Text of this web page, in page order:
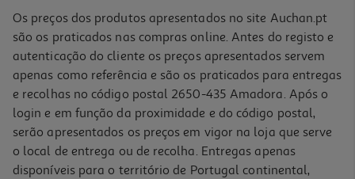
Os preços dos produtos apresentados no site Auchan.pt
são os praticados nas compras online. Antes do registo e
autenticação do cliente os preços apresentados servem
apenas como referência e são os praticados para entregas
e recolhas no código postal 2650-435 Amadora. Após o
login e em função da proximidade e do código postal,
serão apresentados os preços em vigor na loja que serve
o local de entrega ou de recolha. Entregas apenas
disponíveis para o território de Portugal continental,